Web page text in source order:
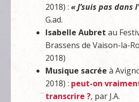
2018) :« J’suis pas dans
G.ad.
Isabelle Aubret au
Brassens de Vaison-la-
2018)
Musique sacrée à
2018) : peut-on
transcrire ?, par J.A.